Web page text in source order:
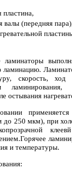
пластина,
валы (передняя
ламинацию.
скорость,
ламинирования,
остывания
применяется
до 250 мкм), при
и температуры.